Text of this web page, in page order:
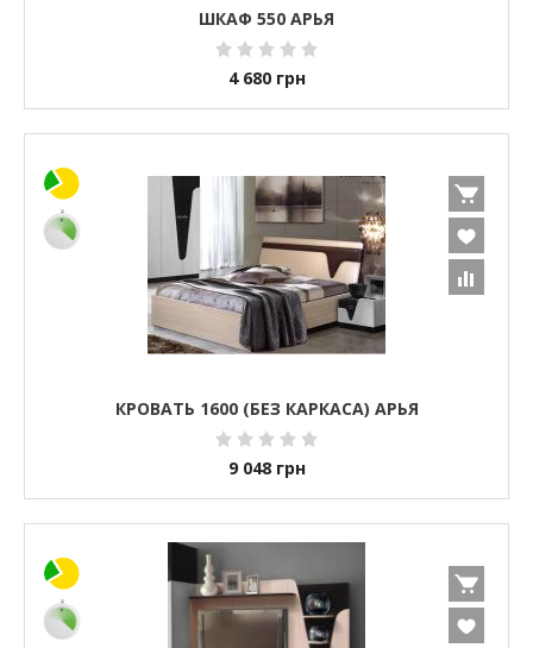
ШКАФ 550 АРЬЯ
4 680 грн
КРОВАТЬ 1600 (БЕЗ КАРКАСА) АРЬЯ
9 048 грн